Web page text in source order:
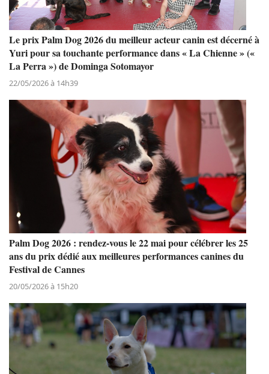
Le prix Palm Dog 2026 du meilleur acteur canin est décerné à
Yuri pour sa touchante performance dans « La Chienne » («
La Perra ») de Dominga Sotomayor
22/05/2026 à 14h39
Palm Dog 2026 : rendez-vous le 22 mai pour célébrer les 25
ans du prix dédié aux meilleures performances canines du
Festival de Cannes
20/05/2026 à 15h20